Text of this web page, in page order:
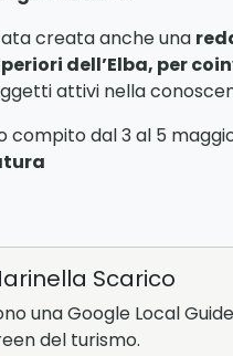
creata anche una
dell’Elba, per
attivi nella
compito dal 3 al 5
Scarico
una Google Local
del turismo.